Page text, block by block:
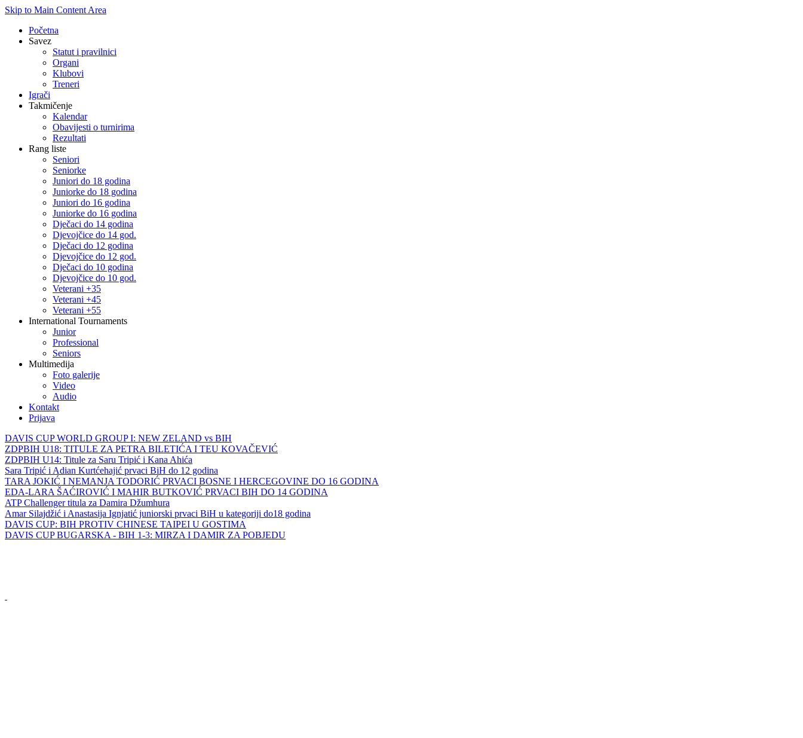
Skip to Main Content Area
Početna
Savez
Statut i pravilnici
Organi
Klubovi
Treneri
Igrači
Takmičenje
Kalendar
Obavijesti o turnirima
Rezultati
Rang liste
Seniori
Seniorke
Juniori do 18 godina
Juniorke do 18 godina
Juniori do 16 godina
Juniorke do 16 godina
Dječaci do 14 godina
Djevojčice do 14 god.
Dječaci do 12 godina
Djevojčice do 12 god.
Dječaci do 10 godina
Djevojčice do 10 god.
Veterani +35
Veterani +45
Veterani +55
International Tournaments
Junior
Professional
Seniors
Multimedija
Foto galerije
Video
Audio
Kontakt
Prijava
DAVIS CUP WORLD GROUP I: NEW ZELAND vs BIH
ZDPBIH U18: TITULE ZA PETRA BILETIĆA I TEU KOVAČEVIĆ
ZDPBIH U14: Titule za Saru Tripić i Kana Ahića
Sara Tripić i Adian Kurtćehajić prvaci BiH do 12 godina
TARA JOKIĆ I NEMANJA TODORIĆ PRVACI BOSNE I HERCEGOVINE DO 16 GODINA
EDA-LARA ŠAĆIROVIĆ I MAHIR BUTKOVIĆ PRVACI BIH DO 14 GODINA
ATP Challenger titula za Damira Džumhura
Amar Silajdžić i Anastasija Ignjatić juniorski prvaci BiH u kategoriji do18 godina
DAVIS CUP: BIH PROTIV CHINESE TAIPEI U GOSTIMA
DAVIS CUP BUGARSKA - BIH 1-3: MIRZA I DAMIR ZA POBJEDU